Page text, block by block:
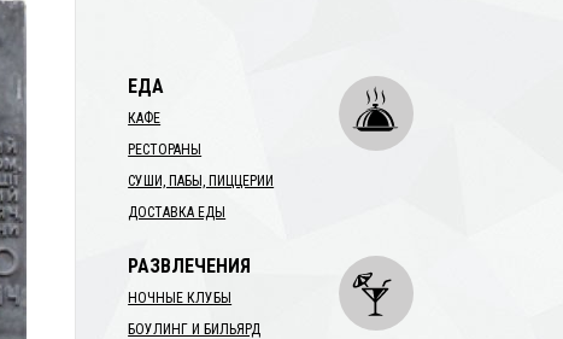
ЕДА
КАФЕ
РЕСТОРАНЫ
СУШИ, ПАБЫ, ПИЦЦЕРИИ
ДОСТАВКА ЕДЫ
РАЗВЛЕЧЕНИЯ
НОЧНЫЕ КЛУБЫ
БОУЛИНГ И БИЛЬЯРД